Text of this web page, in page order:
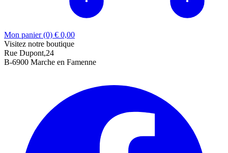
Mon panier (0) € 0,00
Visitez notre boutique
Rue Dupont,24
B-6900 Marche en Famenne